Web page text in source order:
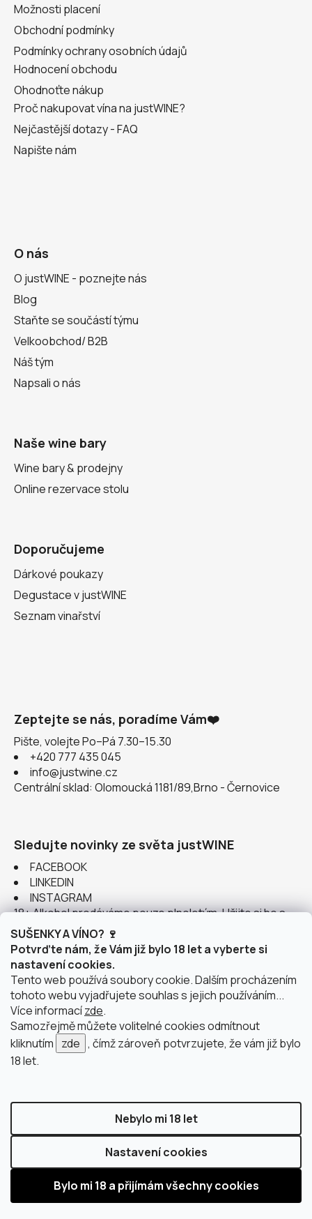
SUŠENKY A VÍNO? 🍷
Potvrďte nám, že Vám již bylo 18 let a vyberte si
nastavení cookies.
Tento web používá soubory cookie. Dalším procházením
tohoto webu vyjadřujete souhlas s jejich používáním...
Více informacízde.
Samozřejmě můžete volitelné cookies odmítnout
kliknutím zde , čímž zároveň potvrzujete, že vám již bylo
18 let.
Nebylo mi 18 let
Nastavení cookies
Možnosti placení
Obchodní podmínky
Podmínky ochrany osobních údajů
Hodnocení obchodu
Ohodnoťte nákup
Proč nakupovat vína na justWINE?
Nejčastější dotazy - FAQ
Napište nám
O nás
O justWINE - poznejte nás
Blog
Staňte se součástí týmu
Velkoobchod/ B2B
Náš tým
Napsali o nás
Naše wine bary
Wine bary & prodejny
Online rezervace stolu
Doporučujeme
Dárkové poukazy
Degustace v justWINE
Seznam vinařství
Zeptejte se nás, poradíme Vám❤️
Pište, volejte Po–Pá 7.30–15.30
+420 777 435 045
info@justwine.cz
Centrální sklad: Olomoucká 1181/89,Brno - Černovice
Sledujte novinky ze světa justWINE
FACEBOOK
LINKEDIN
INSTAGRAM
18+ Alkohol prodáváme pouze plnoletým. Užijte si ho s
rozumem.
Instagram
Vytvořil Shoptet
Upravit nastavení cookies